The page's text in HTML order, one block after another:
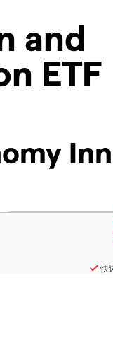
and
ETF
快